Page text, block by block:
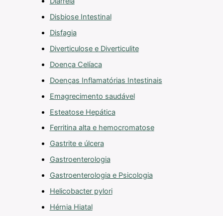
Disbiose Intestinal
Disfagia
Diverticulose e Diverticulite
Doença Celíaca
Doenças Inflamatórias Intestinais
Emagrecimento saudável
Esteatose Hepática
Ferritina alta e hemocromatose
Gastrite e úlcera
Gastroenterologia
Gastroenterologia e Psicologia
Helicobacter pylori
Hérnia Hiatal